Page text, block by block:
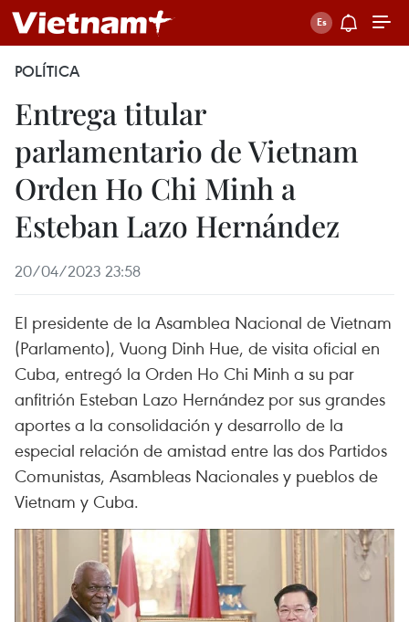
POLÍTICA
Entrega titular
parlamentario de Vietnam
Orden Ho Chi Minh a
Esteban Lazo Hernández
20/04/2023 23:58
El presidente de la Asamblea Nacional de Vietnam
(Parlamento), Vuong Dinh Hue, de visita oficial en
Cuba, entregó la Orden Ho Chi Minh a su par
anfitrión Esteban Lazo Hernández por sus grandes
aportes a la consolidación y desarrollo de la
especial relación de amistad entre las dos Partidos
Comunistas, Asambleas Nacionales y pueblos de
Vietnam y Cuba.